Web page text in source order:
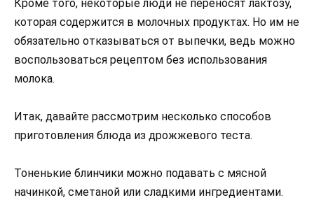
Кроме того, некоторые люди не переносят лактозу,
которая содержится в молочных продуктах. Но им не
обязательно отказываться от выпечки, ведь можно
воспользоваться рецептом без использования
молока.
Итак, давайте рассмотрим несколько способов
приготовления блюда из дрожжевого теста.
Тоненькие блинчики можно подавать с мясной
начинкой, сметаной или сладкими ингредиентами.